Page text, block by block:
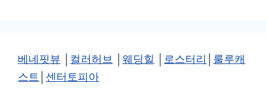
베네핏뷰 컬러허브 웨딩힐 로스터리
룰루캐
스트
센터토피아